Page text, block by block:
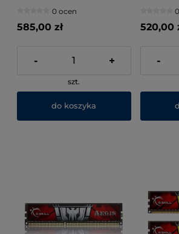
0 ocen
585,00 zł
- +
szt.
do koszyka
520,00
-